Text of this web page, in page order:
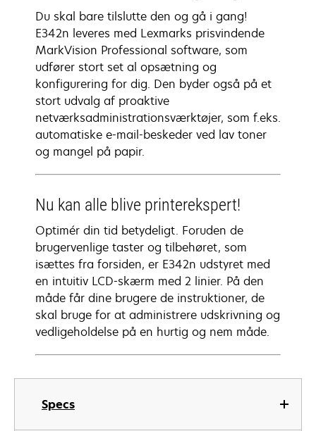
Specs
Du skal bare tilslutte den og gå i gang!
E342n leveres med Lexmarks prisvindende
MarkVision Professional software, som
udfører stort set al opsætning og
konfigurering for dig. Den byder også på et
stort udvalg af proaktive
netværksadministrationsværktøjer, som f.eks.
automatiske e-mail-beskeder ved lav toner
og mangel på papir.
Nu kan alle blive printerekspert!
Optimér din tid betydeligt. Foruden de
brugervenlige taster og tilbehøret, som
isættes fra forsiden, er E342n udstyret med
en intuitiv LCD-skærm med 2 linier. På den
måde får dine brugere de instruktioner, de
skal bruge for at administrere udskrivning og
vedligeholdelse på en hurtig og nem måde.